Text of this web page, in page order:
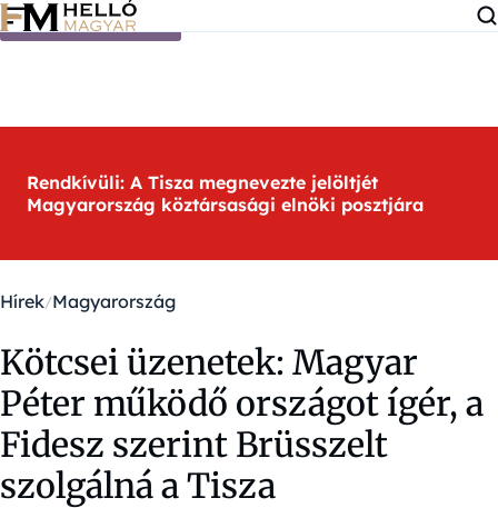
Ugrás a tartalomra
Rendkívüli: A Tisza megnevezte jelöltjét
Magyarország köztársasági elnöki posztjára
Hírek Magyarország
Kötcsei üzenetek: Magyar
Péter működő országot ígér, a
Fidesz szerint Brüsszelt
szolgálná a Tisza